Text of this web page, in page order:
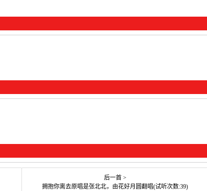
后一首 >
拥抱你离去原唱是张北北，由花好月圆翻唱(试听次数:39)